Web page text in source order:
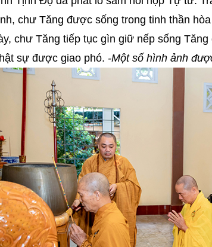
chư Tăng được sống trong tinh thần
chư Tăng tiếp tục gìn giữ nếp sống
sự được giao phó. -Một số hình ảnh